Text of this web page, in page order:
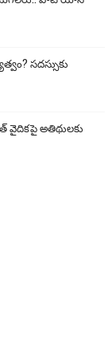
సదస్సుకు
వైదికపై అతిథులకు